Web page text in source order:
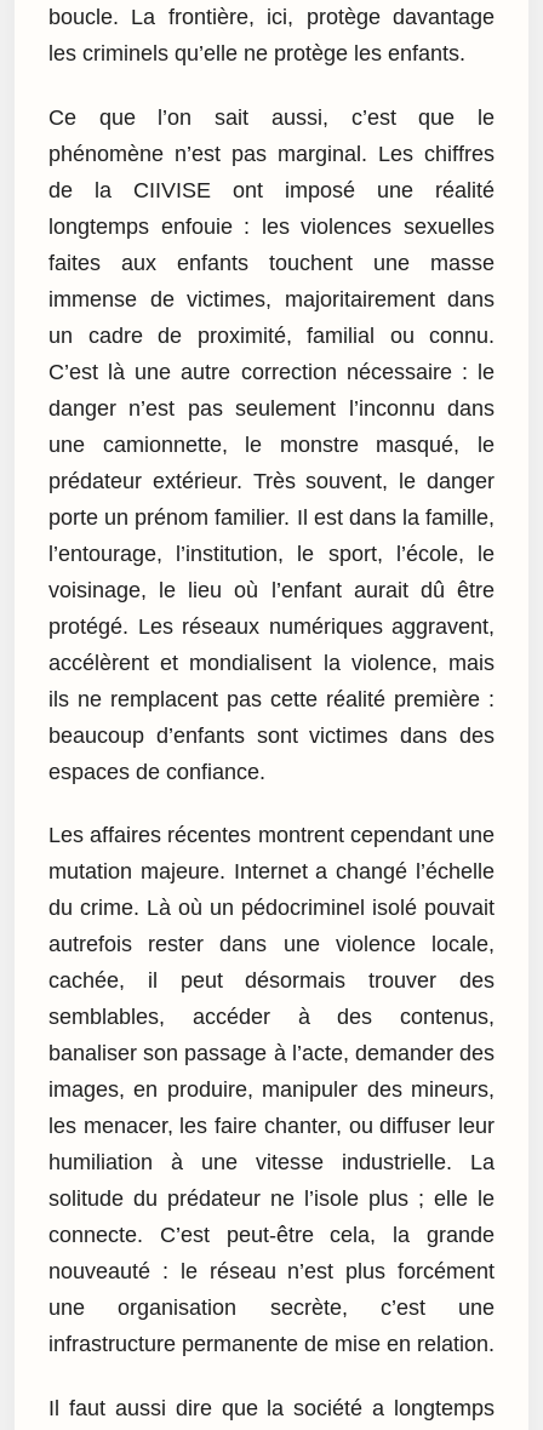
boucle. La frontière, ici, protège davantage
les criminels qu’elle ne protège les enfants.
Ce que l’on sait aussi, c’est que le
phénomène n’est pas marginal. Les chiffres
de la CIIVISE ont imposé une réalité
longtemps enfouie : les violences sexuelles
faites aux enfants touchent une masse
immense de victimes, majoritairement dans
un cadre de proximité, familial ou connu.
C’est là une autre correction nécessaire : le
danger n’est pas seulement l’inconnu dans
une camionnette, le monstre masqué, le
prédateur extérieur. Très souvent, le danger
porte un prénom familier. Il est dans la famille,
l’entourage, l’institution, le sport, l’école, le
voisinage, le lieu où l’enfant aurait dû être
protégé. Les réseaux numériques aggravent,
accélèrent et mondialisent la violence, mais
ils ne remplacent pas cette réalité première :
beaucoup d’enfants sont victimes dans des
espaces de confiance.
Les affaires récentes montrent cependant une
mutation majeure. Internet a changé l’échelle
du crime. Là où un pédocriminel isolé pouvait
autrefois rester dans une violence locale,
cachée, il peut désormais trouver des
semblables, accéder à des contenus,
banaliser son passage à l’acte, demander des
images, en produire, manipuler des mineurs,
les menacer, les faire chanter, ou diffuser leur
humiliation à une vitesse industrielle. La
solitude du prédateur ne l’isole plus ; elle le
connecte. C’est peut-être cela, la grande
nouveauté : le réseau n’est plus forcément
une organisation secrète, c’est une
infrastructure permanente de mise en relation.
Il faut aussi dire que la société a longtemps